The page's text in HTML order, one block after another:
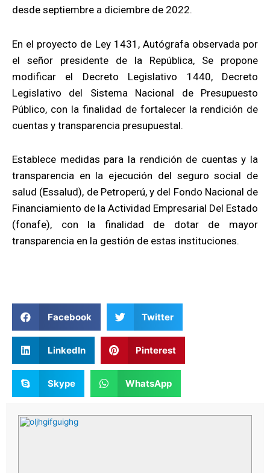
desde septiembre a diciembre de 2022.
En el proyecto de Ley 1431, Autógrafa observada por
el señor presidente de la República, Se propone
modificar el Decreto Legislativo 1440, Decreto
Legislativo del Sistema Nacional de Presupuesto
Público, con la finalidad de fortalecer la rendición de
cuentas y transparencia presupuestal.
Establece medidas para la rendición de cuentas y la
transparencia en la ejecución del seguro social de
salud (Essalud), de Petroperú, y del Fondo Nacional de
Financiamiento de la Actividad Empresarial Del Estado
(fonafe), con la finalidad de dotar de mayor
transparencia en la gestión de estas instituciones.
Facebook Twitter
LinkedIn Pinterest
Skype WhatsApp